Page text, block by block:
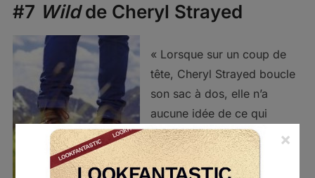
#7 Wildde Cheryl Strayed
« Lorsque sur un coup de
tête, Cheryl Strayed boucle
son sac à dos, elle n’a
aucune idée de ce qui
l’attend. Tout ce qu’elle sait,
c’est que sa vie est un
désastre. Entre une mère
×